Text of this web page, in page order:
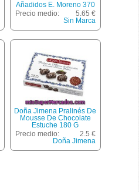
Añadidos E. Moreno 370
Gramos
Precio medio:
5.65 €
Sin Marca
Doña Jimena Pralinés De
Mousse De Chocolate
Estuche 180 G
Precio medio:
2.5 €
Doña Jimena